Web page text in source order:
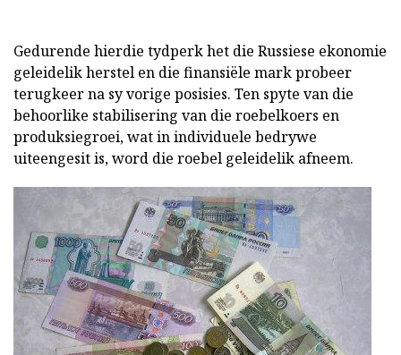
Gedurende hierdie tydperk het die Russiese ekonomie
geleidelik herstel en die finansiële mark probeer
terugkeer na sy vorige posisies. Ten spyte van die
behoorlike stabilisering van die roebelkoers en
produksiegroei, wat in individuele bedrywe
uiteengesit is, word die roebel geleidelik afneem.